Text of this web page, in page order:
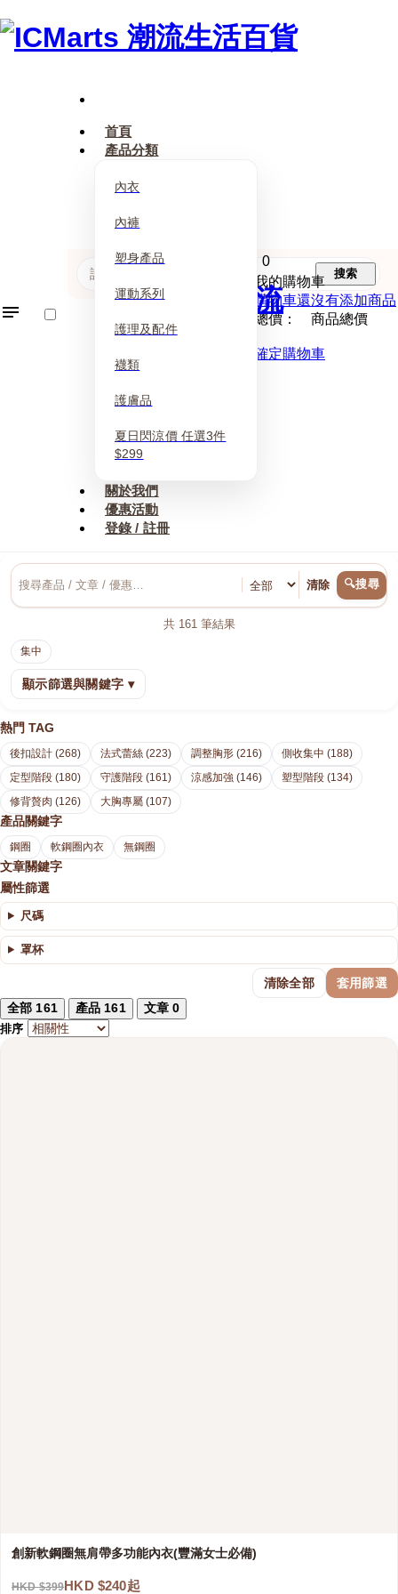
首頁
產品分類
內衣
內褲
塑身產品
運動系列
護理及配件
襪類
護膚品
夏日閃涼價 任選3件
$299
關於我們
優惠活動
登錄 / 註冊
0
我的購物車
購物車還沒有添加商品
總價： 商品總價
確定購物車
搜索
清除 🔍搜尋
共 161 筆結果
集中
顯示篩選與關鍵字 ▾
熱門 TAG
後扣設計 (268) 法式蕾絲 (223) 調整胸形 (216)
側收集中 (188)
定型階段 (180)
守護階段 (161) 涼感加強 (146)
塑型階段 (134)
修背贅肉 (126)
大胸專屬 (107)
產品關鍵字
鋼圈 軟鋼圈內衣 無鋼圈
文章關鍵字
屬性篩選
尺碼
罩杯
清除全部
套用篩選
全部 161 產品 161 文章0
排序
創新軟鋼圈無肩帶多功能內衣(豐滿女士必備)
HKD $399HKD $240起